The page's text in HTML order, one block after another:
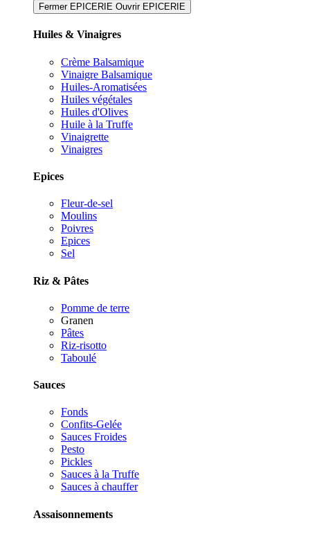
Fermer EPICERIE Ouvrir EPICERIE
Huiles & Vinaigres
Crème Balsamique
Vinaigre Balsamique
Huiles-Aromatisées
Huiles végétales
Huiles d'Olives
Huile à la Truffe
Vinaigrette
Vinaigres
Epices
Fleur-de-sel
Moulins
Poivres
Epices
Sel
Riz & Pâtes
Pomme de terre
Granen
Pâtes
Riz-risotto
Taboulé
Sauces
Fonds
Confits-Gelée
Sauces Froides
Pesto
Pickles
Sauces à la Truffe
Sauces à chauffer
Assaisonnements